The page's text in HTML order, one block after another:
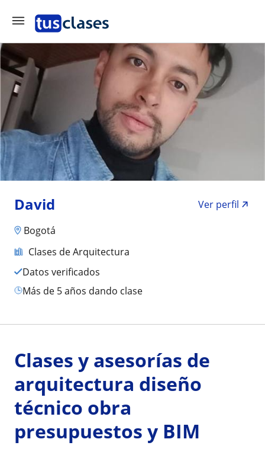
David
Ver perfil
Bogotá
Clases de Arquitectura
Datos verificados
más de 5 años dando clase
Clases y asesorías de
arquitectura diseño
técnico obra
presupuestos y BIM